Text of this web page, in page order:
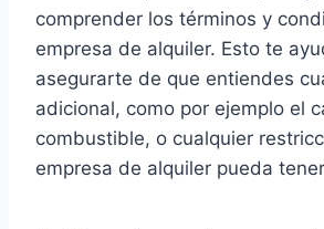
comprender los términos y
empresa de alquiler. Esto te
asegurarte de que entiendes
adicional, como por ejemplo el
combustible, o cualquier
empresa de alquiler pueda